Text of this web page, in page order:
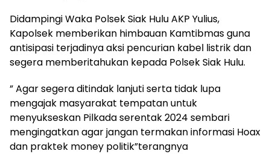
Didampingi Waka Polsek Siak Hulu AKP Yulius,
Kapolsek memberikan himbauan Kamtibmas guna
antisipasi terjadinya aksi pencurian kabel listrik dan
segera memberitahukan kepada Polsek Siak Hulu.
” Agar segera ditindak lanjuti serta tidak lupa
mengajak masyarakat tempatan untuk
menyukseskan Pilkada serentak 2024 sembari
mengingatkan agar jangan termakan informasi Hoax
dan praktek money politik”terangnya